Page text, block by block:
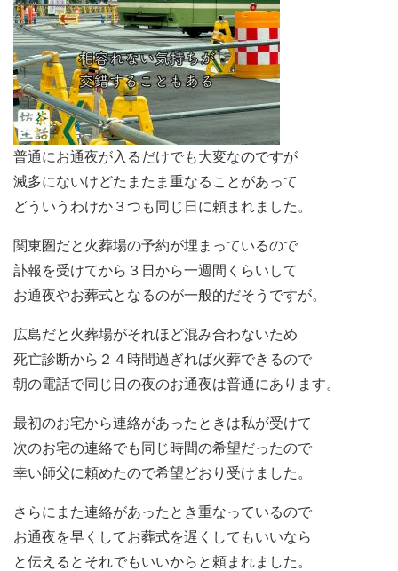
普通にお通夜が入るだけでも大変なのですが
滅多にないけどたまたま重なることがあって
どういうわけか３つも同じ日に頼まれました。
関東圏だと火葬場の予約が埋まっているので
訃報を受けてから３日から一週間くらいして
お通夜やお葬式となるのが一般的だそうですが。
広島だと火葬場がそれほど混み合わないため
死亡診断から２４時間過ぎれば火葬できるので
朝の電話で同じ日の夜のお通夜は普通にあります。
最初のお宅から連絡があったときは私が受けて
次のお宅の連絡でも同じ時間の希望だったので
幸い師父に頼めたので希望どおり受けました。
さらにまた連絡があったとき重なっているので
お通夜を早くしてお葬式を遅くしてもいいなら
と伝えるとそれでもいいからと頼まれました。